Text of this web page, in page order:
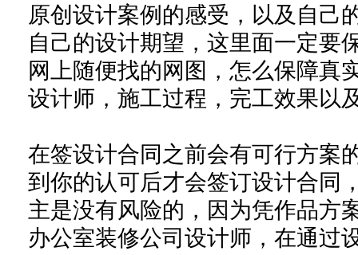
原创设计案例 的感受 ，以及 自己
自己的设计期望 ，这里面一定要
网上随便找的网图，怎么保障真
设计师，施工过程，完工效果以
在签设计合同之前会有可行方案
到你的认可后才会签订设计合同
主是没有风险的，因为凭作品方
办公室装修公司设计师，在通过